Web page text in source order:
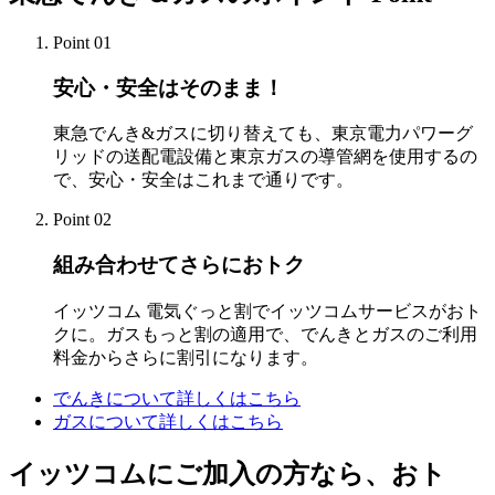
Point 01
安心・安全はそのまま！
東急でんき&ガスに切り替えても、東京電力パワーグ
リッドの送配電設備と東京ガスの導管網を使用するの
で、安心・安全はこれまで通りです。
Point 02
組み合わせてさらにおトク
イッツコム 電気ぐっと割でイッツコムサービスがおト
クに。ガスもっと割の適用で、でんきとガスのご利用
料金からさらに割引になります。
でんきについて詳しくはこちら
ガスについて詳しくはこちら
イッツコムにご加入の方なら、おト